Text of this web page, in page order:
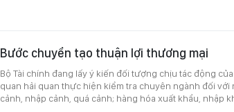
Bước chuyển tạo thuận lợi thương mại
Bộ Tài chính đang lấy ý kiến đối tượng chịu tác động
quan hải quan thực hiện kiểm tra chuyên ngành đối
cảnh, nhập cảnh, quá cảnh; hàng hóa xuất khẩu, nhập